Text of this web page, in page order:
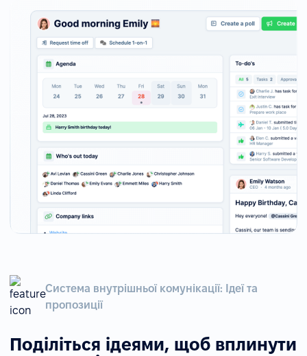
Система внутрішньої комунікації: Ідеї та
пропозиції
Поділіться ідеями, щоб вплинути